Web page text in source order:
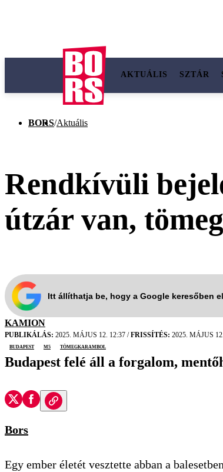
AKTUÁLIS SZTÁR
BORS/Aktuális
Rendkívüli
útzár van,
Itt állíthatja be, hogy a Google keresőben
KAMION
PUBLIKÁLÁS: 2025. MÁJUS 12. 12:37 /FRISSÍTÉS: 2025. MÁJUS
Budapest
m5 tömegkarambol
Budapest felé áll a forgalom,
Bors
Egy ember életét vesztette abban a